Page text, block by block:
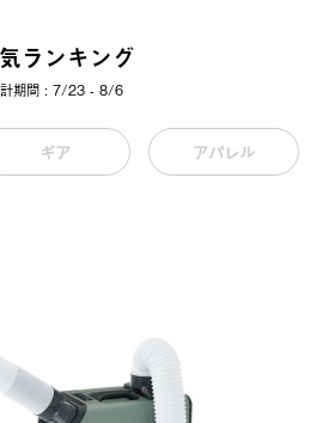
ランキング
期間 : 7/23 - 8/6
ギア アパレル